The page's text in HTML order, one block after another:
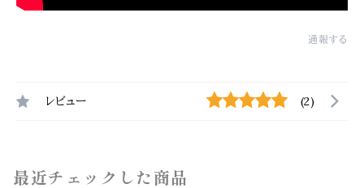
通報する
レビュー (2)
最近チェックした商品